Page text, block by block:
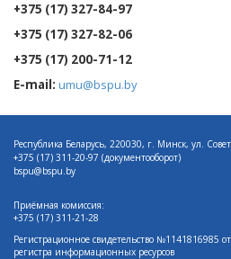
+375 (17) 327-84-97
+375 (17) 327-82-06
+375 (17) 200-71-12
E-mail: umu@bspu.by
Республика Беларусь, 220030, г. Минск, ул.
+375 (17) 311-20-97 (документооборот)
bspu@bspu.by
Приёмная комиссия:
+375 (17) 311-21-28
Регистрационное свидетельство №1141816985
регистра информационных ресурсов